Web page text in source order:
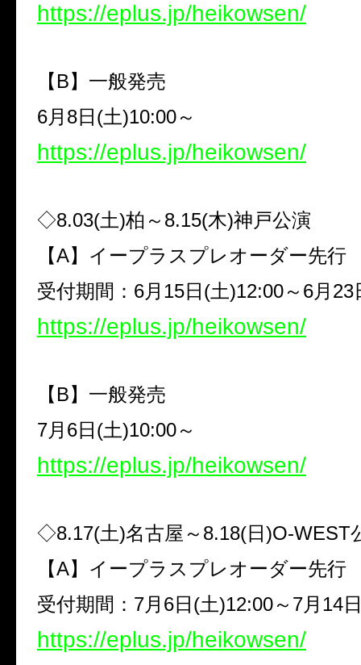
https://eplus.jp/heikowsen/
【 B】一般発売
6月 8日 (土)10:00～
https://eplus.jp/heikowsen/
◇8.03(土)柏～ 8.15(木)神戸公演
【A】イープラスプレオーダー先行
受付期間： 6月 15日 (土)12:00～ 6月 23
https://eplus.jp/heikowsen/
【 B】一般発売
7月 6日 (土)10:00～
https://eplus.jp/heikowsen/
◇8.17(土)名古屋～ 8.18(日 )O-WEST
【A】イープラスプレオーダー先行
受付期間： 7月 6日 (土)12:00～ 7月 14
https://eplus.jp/heikowsen/